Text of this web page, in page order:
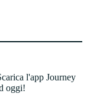
l'app Journey
oggi!